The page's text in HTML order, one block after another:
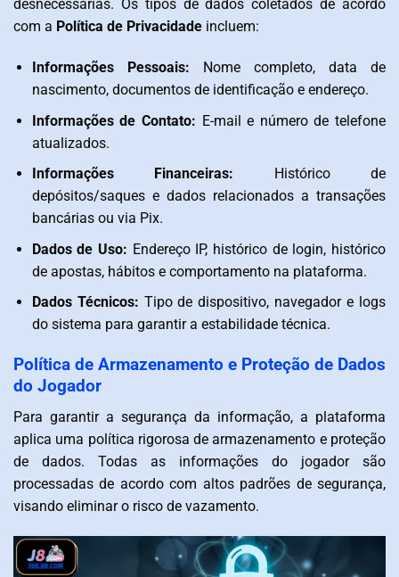
desnecessárias. Os tipos de dados coletados de acordo
com a Política de Privacidade incluem:
Informações Pessoais: Nome completo, data de
nascimento, documentos de identificação e endereço.
Informações de Contato: E-mail e número de telefone
atualizados.
Informações Financeiras: Histórico de
depósitos/saques e dados relacionados a transações
bancárias ou via Pix.
Dados de Uso: Endereço IP, histórico de login, histórico
de apostas, hábitos e comportamento na plataforma.
Dados Técnicos: Tipo de dispositivo, navegador e logs
do sistema para garantir a estabilidade técnica.
Política de Armazenamento e Proteção de Dados
do Jogador
Para garantir a segurança da informação, a plataforma
aplica uma política rigorosa de armazenamento e proteção
de dados. Todas as informações do jogador são
processadas de acordo com altos padrões de segurança,
visando eliminar o risco de vazamento.